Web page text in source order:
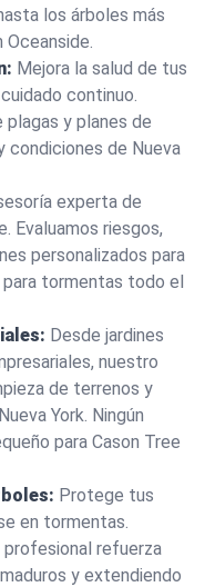
los árboles más
Oceanside.
Mejora la salud de tus
continuo.
y planes de
condiciones de Nueva
experta de
Evaluamos riesgos,
personalizados para
tormentas todo el
Desde jardines
nuestro
de terrenos y
York. Ningún
para Cason Tree
Protege tus
en tormentas.
refuerza
y extendiendo